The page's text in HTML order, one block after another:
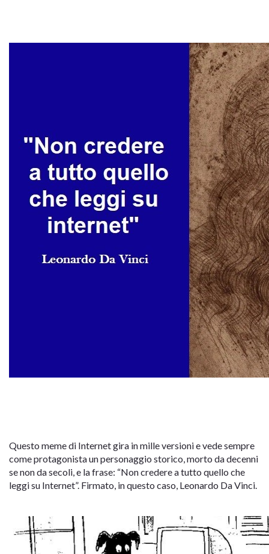
Questo meme di Internet gira in mille versioni e vede sempre
come protagonista un personaggio storico, morto da decenni
se non da secoli, e la frase: “Non credere a tutto quello che
leggi su Internet”. Firmato, in questo caso, Leonardo Da Vinci.